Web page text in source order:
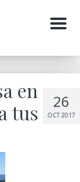
Menu
26
OCT 2017
en
tus